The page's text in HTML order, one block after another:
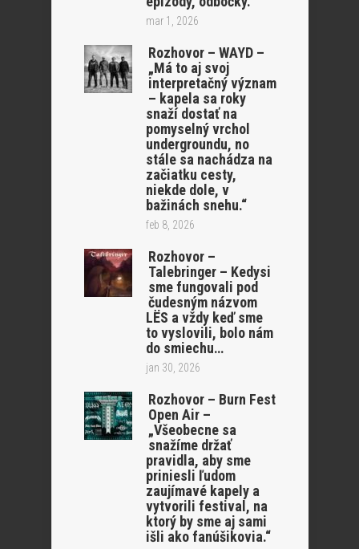
mar 1, 2026
Rozhovor – WAYD –
„Má to aj svoj
interpretačný význam
– kapela sa roky
snaží dostať na
pomyselný vrchol
undergroundu, no
stále sa nachádza na
začiatku cesty,
niekde dole, v
bažinách snehu.“
feb 8, 2026
Rozhovor –
Talebringer – Kedysi
sme fungovali pod
čudesným názvom
LËS a vždy keď sme
to vyslovili, bolo nám
do smiechu…
jan 30, 2026
Rozhovor – Burn Fest
Open Air –
„Všeobecne sa
snažíme držať
pravidla, aby sme
priniesli ľudom
zaujímavé kapely a
vytvorili festival, na
ktorý by sme aj sami
išli ako fanúšikovia.“